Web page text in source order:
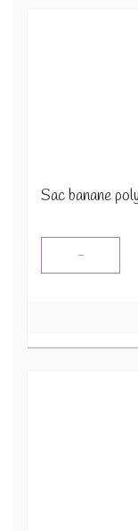
Sac banane
-